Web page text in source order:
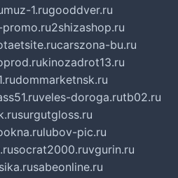
muz-1.rugooddver.ru
2shizashop.ru
carszona-bu.ru
kinozadrot13.ru
dommarketnsk.ru
veles-doroga.rutb02.ru
surgutgloss.ru
lubov-pic.ru
socrat2000.ruvgurin.ru
sabeonline.ru